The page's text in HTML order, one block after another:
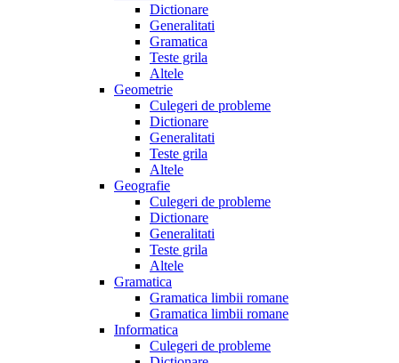
Dictionare
Generalitati
Gramatica
Teste grila
Altele
Geometrie
Culegeri de probleme
Dictionare
Generalitati
Teste grila
Altele
Geografie
Culegeri de probleme
Dictionare
Generalitati
Teste grila
Altele
Gramatica
Gramatica limbii romane
Gramatica limbii romane
Informatica
Culegeri de probleme